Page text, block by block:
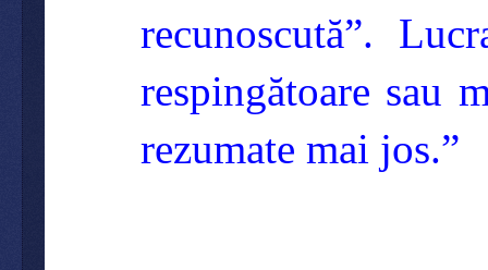
recunoscută”.
respingătoare sau
rezumate mai jos.”